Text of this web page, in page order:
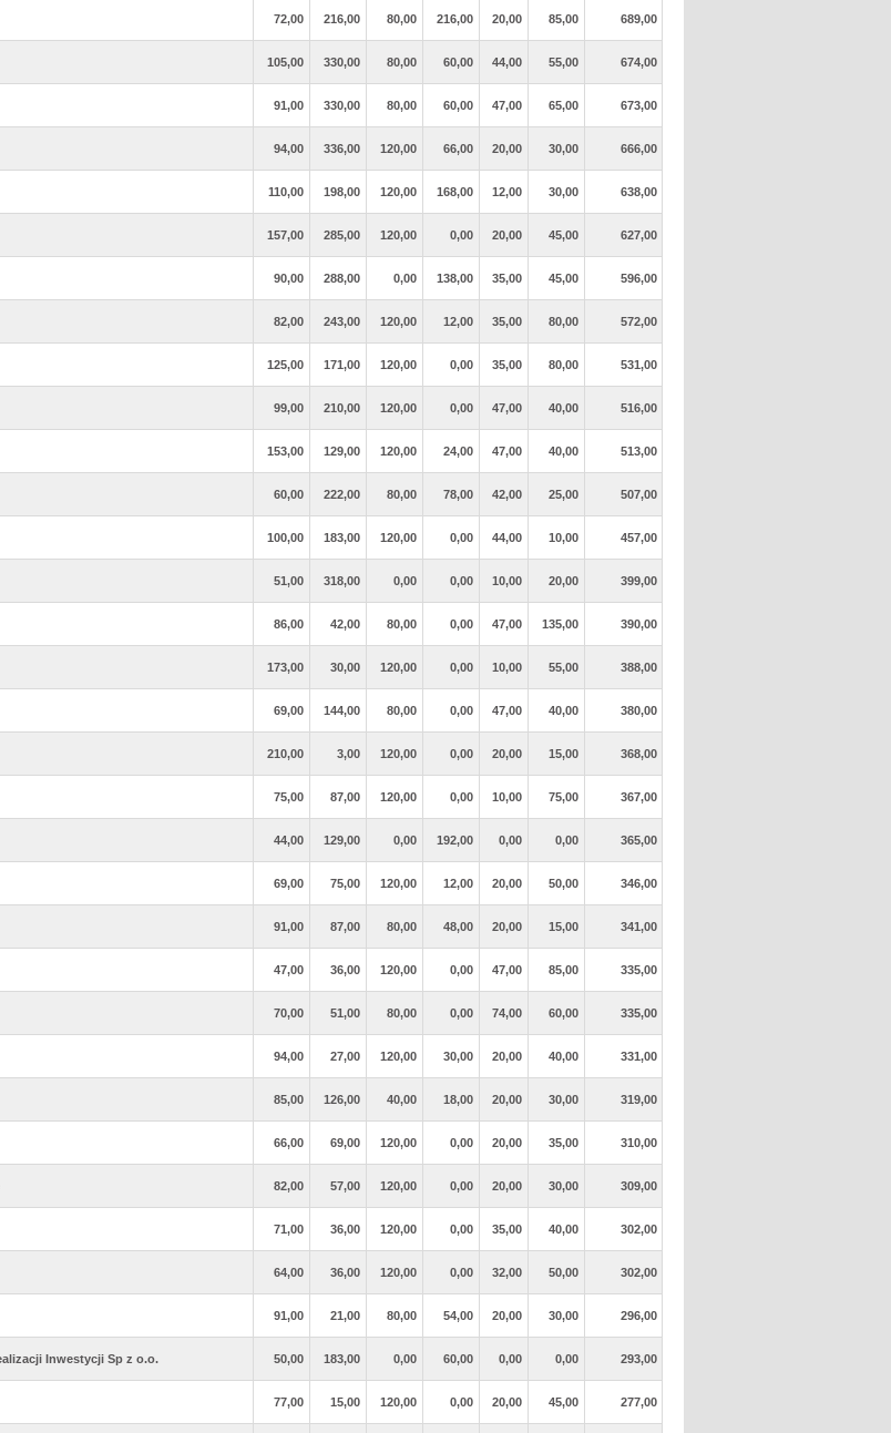
72,00 216,00 80,00 216,00 20,00 85,00 689,00
105,00 330,00 80,00 60,00 44,00 55,00 674,00
91,00 330,00 80,00 60,00 47,00 65,00 673,00
94,00 336,00 120,00 66,00 20,00 30,00 666,00
110,00 198,00 120,00 168,00 12,00 30,00 638,00
157,00 285,00 120,00 0,00 20,00 45,00 627,00
90,00 288,00 0,00 138,00 35,00 45,00 596,00
82,00 243,00 120,00 12,00 35,00 80,00 572,00
125,00 171,00 120,00 0,00 35,00 80,00 531,00
99,00 210,00 120,00 0,00 47,00 40,00 516,00
153,00 129,00 120,00 24,00 47,00 40,00 513,00
60,00 222,00 80,00 78,00 42,00 25,00 507,00
100,00 183,00 120,00 0,00 44,00 10,00 457,00
51,00 318,00 0,00 0,00 10,00 20,00 399,00
86,00 42,00 80,00 0,00 47,00 135,00 390,00
173,00 30,00 120,00 0,00 10,00 55,00 388,00
69,00 144,00 80,00 0,00 47,00 40,00 380,00
210,00 3,00 120,00 0,00 20,00 15,00 368,00
75,00 87,00 120,00 0,00 10,00 75,00 367,00
44,00 129,00 0,00 192,00 0,00 0,00 365,00
69,00 75,00 120,00 12,00 20,00 50,00 346,00
91,00 87,00 80,00 48,00 20,00 15,00 341,00
47,00 36,00 120,00 0,00 47,00 85,00 335,00
70,00 51,00 80,00 0,00 74,00 60,00 335,00
94,00 27,00 120,00 30,00 20,00 40,00 331,00
85,00 126,00 40,00 18,00 20,00 30,00 319,00
66,00 69,00 120,00 0,00 20,00 35,00 310,00
82,00 57,00 120,00 0,00 20,00 30,00 309,00
71,00 36,00 120,00 0,00 35,00 40,00 302,00
64,00 36,00 120,00 0,00 32,00 50,00 302,00
91,00 21,00 80,00 54,00 20,00 30,00 296,00
Inwestycji Sp z o.o. 50,00 183,00 0,00 60,00 0,00 0,00 293,00
77,00 15,00 120,00 0,00 20,00 45,00 277,00